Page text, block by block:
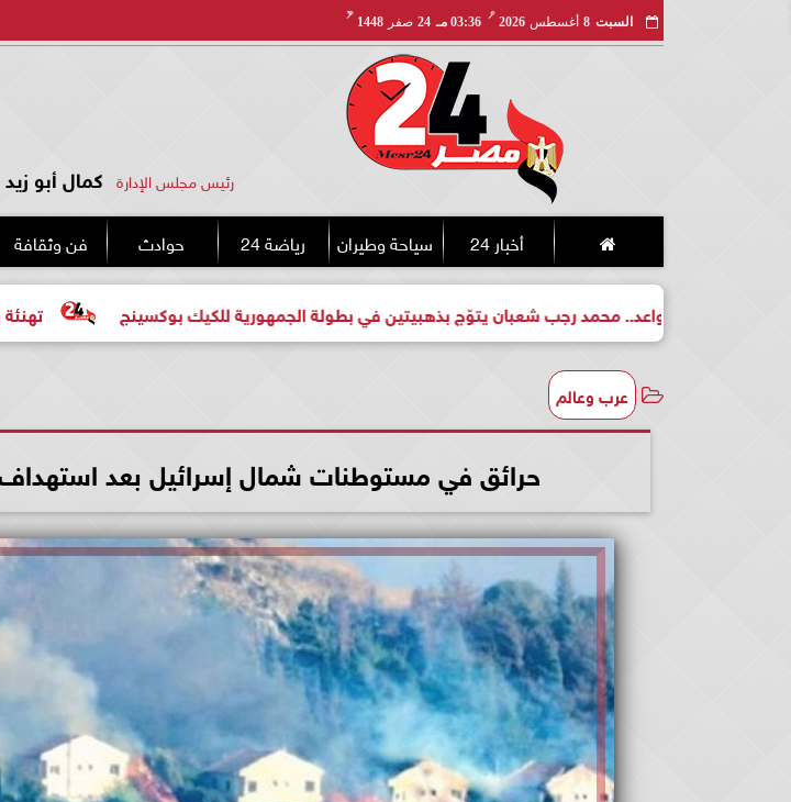
السبت 8 أغسطس 2026
مـ
03:36 مـ 24 صفر 1448
هـ
رئيس مجلس الإدارة كمال أبو زيد
أخبار 24 سياحة وطيران رياضة 24 حوادث فن وثقافة
تهنئة بالخطوبة واعد.. محمد رجب شعبان يتوّج بذهبيتين في بطولة الجمهورية للكيك بوكسينج
عرب وعالم
حرائق في مستوطنات شمال إسرائيل بعد